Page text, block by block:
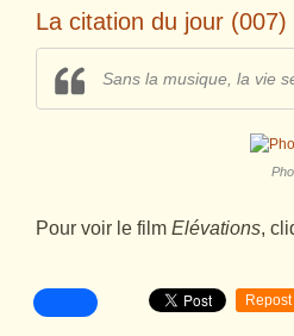
La citation du jour (007)
Sans la musique, la vie
Pour voir le film Elévations,
Repost